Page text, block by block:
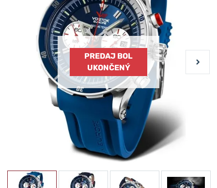
PREDAJ BOL
UKONČENÝ